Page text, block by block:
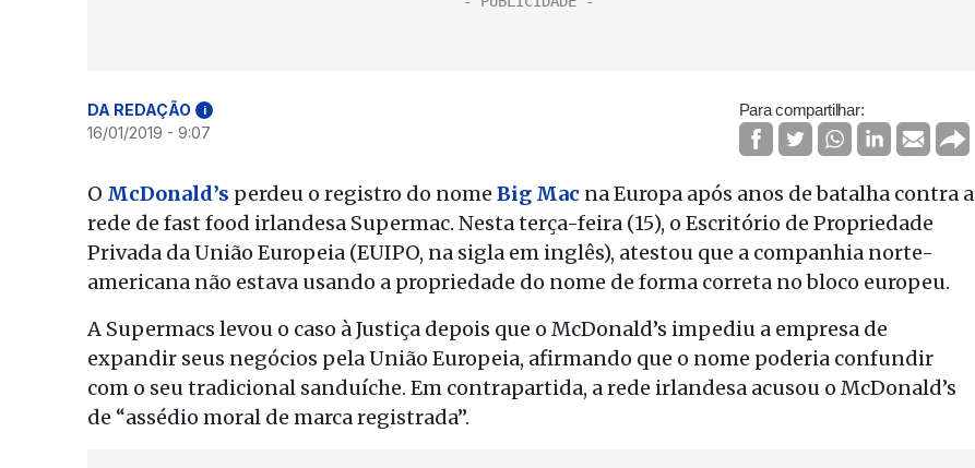
DA REDAÇÃO i
16/01/2019 - 9:07
Para compartilhar:
O McDonald’s perdeu o registro do nome Big Mac na Europa após anos de batalha contra a
rede de fast food irlandesa Supermac. Nesta terça-feira (15), o Escritório de Propriedade
Privada da União Europeia (EUIPO, na sigla em inglês), atestou que a companhia norte-
americana não estava usando a propriedade do nome de forma correta no bloco europeu.
A Supermacs levou o caso à Justiça depois que o McDonald’s impediu a empresa de
expandir seus negócios pela União Europeia, afirmando que o nome poderia confundir
com o seu tradicional sanduíche. Em contrapartida, a rede irlandesa acusou o McDonald’s
de “assédio moral de marca registrada”.